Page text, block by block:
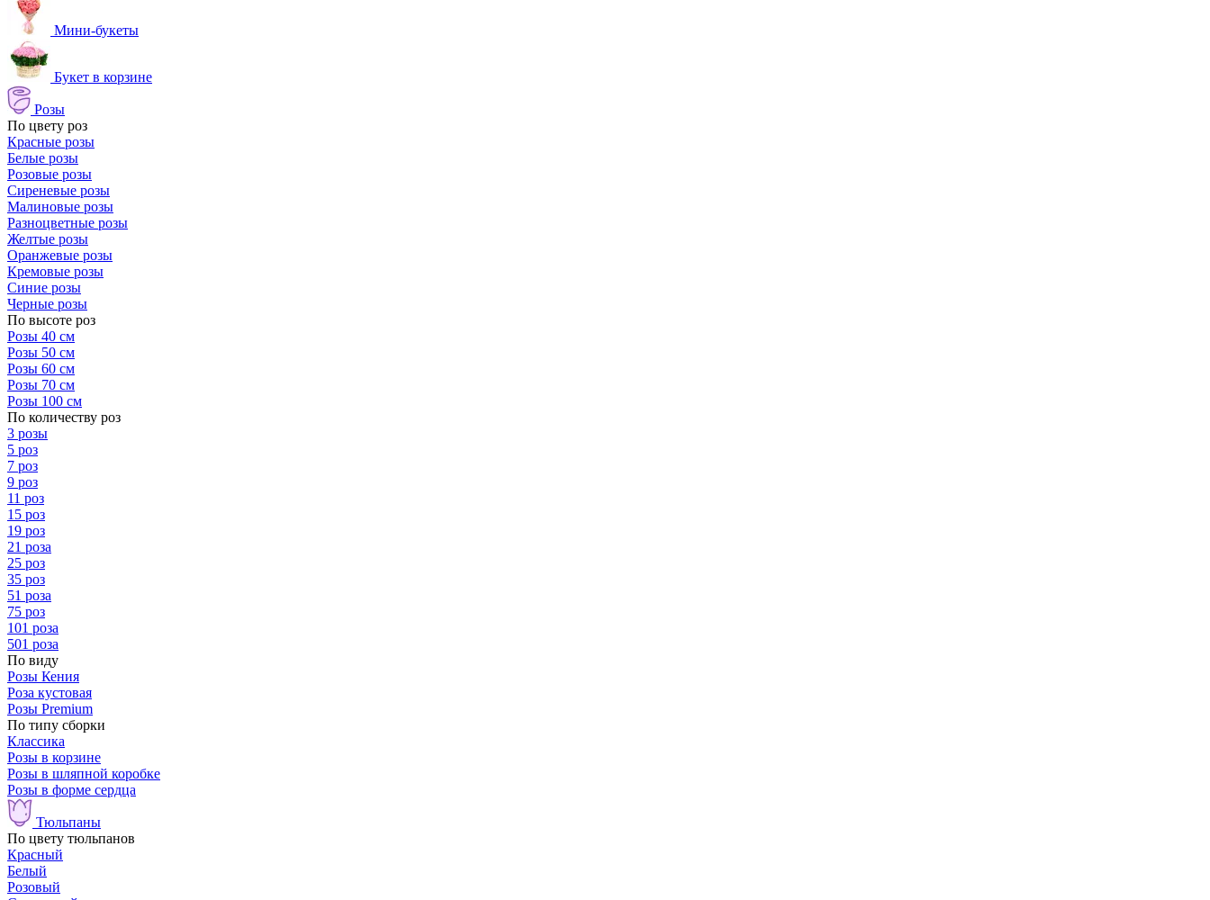
Мини-букеты
Букет в корзине
Розы
По цвету роз
Красные розы
Белые розы
Розовые розы
Сиреневые розы
Малиновые розы
Разноцветные розы
Желтые розы
Оранжевые розы
Кремовые розы
Синие розы
Черные розы
По высоте роз
Розы 40 см
Розы 50 см
Розы 60 см
Розы 70 см
Розы 100 см
По количеству роз
3 розы
5 роз
7 роз
9 роз
11 роз
15 роз
19 роз
21 роза
25 роз
35 роз
51 роза
75 роз
101 роза
501 роза
По виду
Розы Кения
Роза кустовая
Розы Premium
По типу сборки
Классика
Розы в корзине
Розы в шляпной коробке
Розы в форме сердца
Тюльпаны
По цвету тюльпанов
Красный
Белый
Розовый